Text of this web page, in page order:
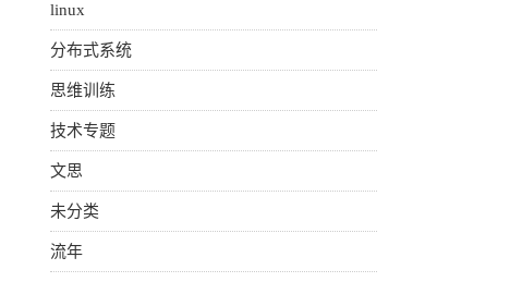
linux
分布式系统
思维训练
技术专题
文思
未分类
流年